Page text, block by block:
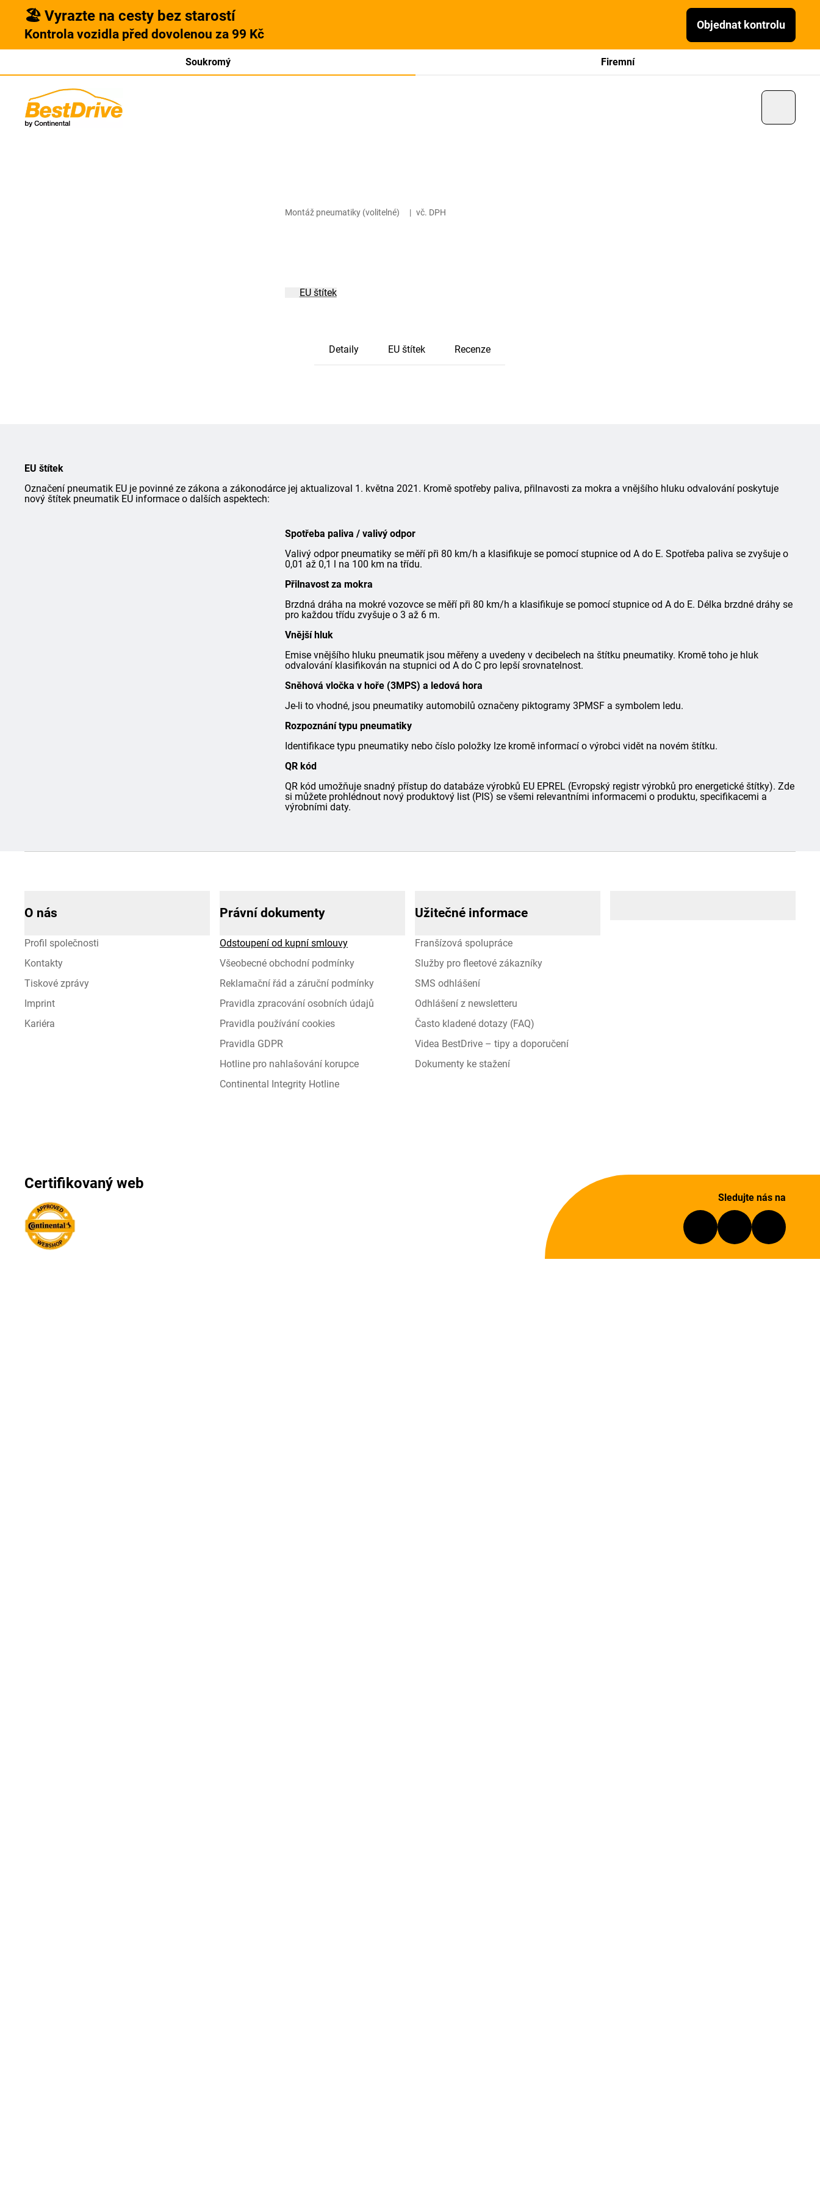
🏖️ Vyrazte na cesty bez starostí
Kontrola vozidla před dovolenou za 99 Kč
Objednat kontrolu
Soukromý Firemní
Montáž pneumatiky (volitelné) | vč. DPH
EU štítek
Detaily EU štítek Recenze
EU štítek
Označení pneumatik EU je povinné ze zákona a zákonodárce jej aktualizoval 1. května 2021. Kromě spotřeby paliva, přilnavosti za mokra a vnějšího hluku odvalování poskytuje
nový štítek pneumatik EU informace o dalších aspektech:
Spotřeba paliva / valivý odpor
Valivý odpor pneumatiky se měří při 80 km/h a klasifikuje se pomocí stupnice od A do E. Spotřeba paliva se zvyšuje o
0,01 až 0,1 l na 100 km na třídu.
Přilnavost za mokra
Brzdná dráha na mokré vozovce se měří při 80 km/h a klasifikuje se pomocí stupnice od A do E. Délka brzdné dráhy se
pro každou třídu zvyšuje o 3 až 6 m.
Vnější hluk
Emise vnějšího hluku pneumatik jsou měřeny a uvedeny v decibelech na štítku pneumatiky. Kromě toho je hluk
odvalování klasifikován na stupnici od A do C pro lepší srovnatelnost.
Sněhová vločka v hoře (3MPS) a ledová hora
Je-li to vhodné, jsou pneumatiky automobilů označeny piktogramy 3PMSF a symbolem ledu.
Rozpoznání typu pneumatiky
Identifikace typu pneumatiky nebo číslo položky lze kromě informací o výrobci vidět na novém štítku.
QR kód
QR kód umožňuje snadný přístup do databáze výrobků EU EPREL (Evropský registr výrobků pro energetické štítky). Zde
si můžete prohlédnout nový produktový list (PIS) se všemi relevantními informacemi o produktu, specifikacemi a
výrobními daty.
O nás
Profil společnosti
Kontakty
Tiskové zprávy
Imprint
Kariéra
Právní dokumenty
Odstoupení od kupní smlouvy
Všeobecné obchodní podmínky
Reklamační řád a záruční podmínky
Pravidla zpracování osobních údajů
Pravidla používání cookies
Pravidla GDPR
Hotline pro nahlašování korupce
Continental Integrity Hotline
Užitečné informace
Franšízová spolupráce
Služby pro fleetové zákazníky
SMS odhlášení
Odhlášení z newsletteru
Často kladené dotazy (FAQ)
Videa BestDrive – tipy a doporučení
Dokumenty ke stažení
Certifikovaný web
Sledujte nás na